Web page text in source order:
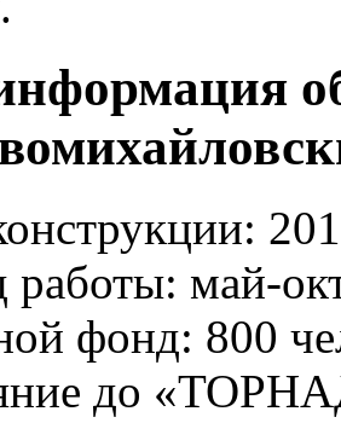
работы: май-
фонд: 800
до